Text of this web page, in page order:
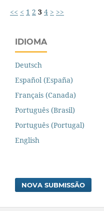
<< < 1 2 3 4 > >>
IDIOMA
Deutsch
Español (España)
Français (Canada)
Português (Brasil)
Português (Portugal)
English
NOVA SUBMISSÃO